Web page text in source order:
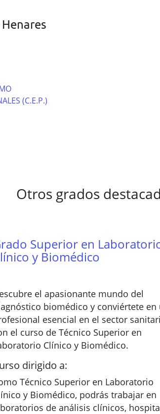
(C.E.P.)
Otros grados
Superior en
y Biomédico
el apasionante mundo del
biomédico y conviértete en
esencial en el sector
el curso de Técnico Superior en
Clínico y Biomédico.
dirigido a:
Técnico Superior en Laboratorio
y Biomédico, podrás trabajar en
de análisis clínicos,